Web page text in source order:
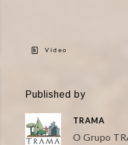
Vídeo
Published by
TRAMA
O Grupo